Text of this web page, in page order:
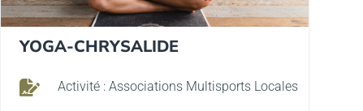
YOGA-CHRYSALIDE
 Activité : Associations Multisports Locales